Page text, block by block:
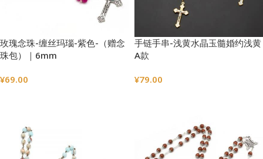
玫瑰念珠-缠丝玛瑙-紫色-（赠念
珠包）｜6mm
¥69.00
手链手串-浅黄水晶玉髓婚约浅黄
A款
¥79.00